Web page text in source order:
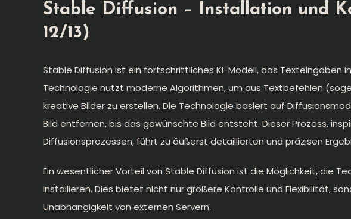
Stable Diffusion – Installation und
12/13)
Stable Diffusion ist ein fortschrittliches KI-Modell, das Texteingaben
Technologie nutzt moderne Algorithmen, um aus Textbefehlen
kreative Bilder zu erstellen. Die Technologie basiert auf
Bild entfernen, bis das gewünschte Bild entsteht. Dieser Prozess,
Diffusionsprozessen, führt zu äußerst detaillierten und präzisen
Ein wesentlicher Vorteil von Stable Diffusion ist die Möglichkeit, die
installieren. Dies bietet nicht nur größere Kontrolle und Flexibilität,
Unabhängigkeit von externen Servern.